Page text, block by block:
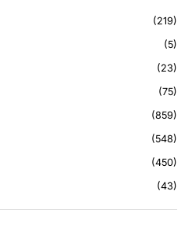
219
5
23
75
859
548
450
43